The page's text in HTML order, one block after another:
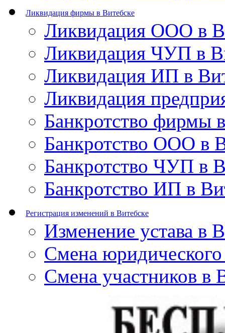
Ликвидация фирмы в Витебске
Ликвидация ООО в
Ликвидация ЧУП в
Ликвидация ИП в
Ликвидация
Банкротство фирмы
Банкротство ООО в
Банкротство ЧУП в
Банкротство ИП в
Регистрация изменений в Витебске
Изменение устава в
Смена юридического
Смена участников в